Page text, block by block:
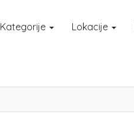
Kategorije Lokacije